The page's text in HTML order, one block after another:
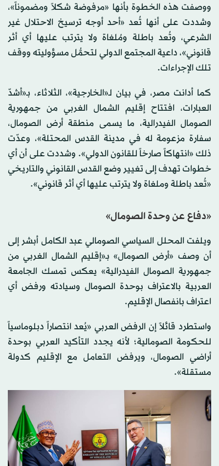
ووصفت هذه الخطوة بأنها «مرفوضة شكلاً ومضموناً»،
وشددت على أنها تُعد «أحد أوجه ترسيخ الاحتلال غير
الشرعي، وتُعد باطلة ومُلغاة ولا يترتب عليها أي أثر
قانوني»، داعية المجتمع الدولي لتحمُّل مسؤوليته ووقف
تلك الإجراءات.
كما أدانت مصر، في بيان لـ«الخارجية»، الثلاثاء، بـ«أشدّ
العبارات، افتتاح إقليم الشمال الغربي من جمهورية
الصومال الفيدرالية، ما يسمى منطقة أرض الصومال،
سفارة مزعومة له في مدينة القدس المحتلة»، وعدّت
ذلك «انتهاكاً صارخاً للقانون الدولي». وشددت على أن أي
خطوات تهدف إلى تغيير وضع القدس القانوني والتاريخي
«تُعد باطلة وملغاة ولا يترتب عليها أي أثر قانوني».
«دفاع عن وحدة الصومال»
ويلفت المحلل السياسي الصومالي عبد الكامل أبشر إلى
أن وصف «أرض الصومال» بـ«إقليم الشمال الغربي من
جمهورية الصومال الفيدرالية» يعكس تمسك الجامعة
العربية بالاعتراف بوحدة الصومال وسيادته ورفض أي
اعتراف بانفصال الإقليم.
واستطرد قائلاً إن الرفض العربي «يُعد انتصاراً دبلوماسياً
للحكومة الصومالية؛ لأنه يجدد التأكيد العربي بوحدة
أراضي الصومال، ويرفض التعامل مع الإقليم كدولة
مستقلة».